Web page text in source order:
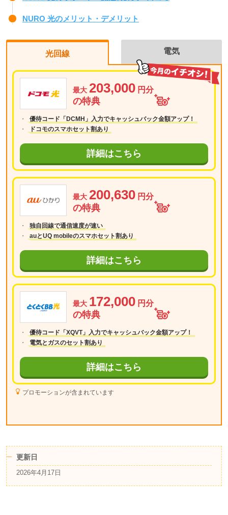
NURO 光のメリット・デメリット
光回線
最大 203,000 円分
の特典
優待コード「DCMH」入力でキャッシュバック金額アップ！
ドコモのスマホセット割あり
詳細はこちら
最大 200,630 円分
の特典
独自回線で通信速度が速い
auとUQ mobileのスマホセット割あり
詳細はこちら
最大 172,000 円分
の特典
優待コード「XQVT」入力でキャッシュバック金額アップ！
電気とガスのセット割あり
詳細はこちら
プロモーションが含まれています
電気
更新日
2026年4月17日